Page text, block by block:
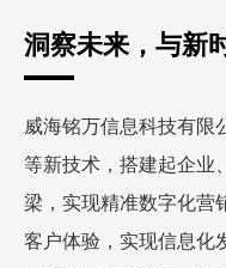
洞察未来，与新
威海铭万信息科技有限
等新技术，搭建起企业
梁，实现精准数字化营
客户体验，实现信息化